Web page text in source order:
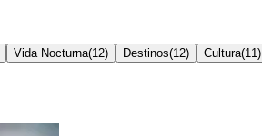
Vida Nocturna(12) Destinos(12) Cultura(11 )